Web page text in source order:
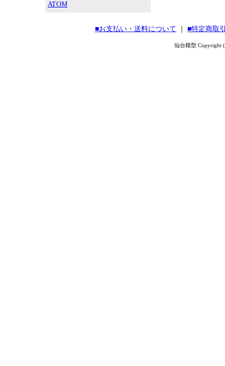
ATOM
■お支払い・送料について ■特定商取
仙台模型 Copyright